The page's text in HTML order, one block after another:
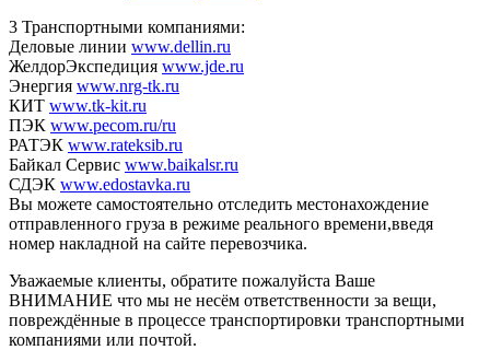
3 Транспортными компаниями:
Деловые линии www.dellin.ru
ЖелдорЭкспедиция www.jde.ru
Энергия www.nrg-tk.ru
КИТ www.tk-kit.ru
ПЭК www.pecom.ru/ru
РАТЭК www.rateksib.ru
Байкал Сервис www.baikalsr.ru
СДЭК www.edostavka.ru
Вы можете самостоятельно отследить местонахождение
отправленного груза в режиме реального времени,введя
номер накладной на сайте перевозчика.
Уважаемые клиенты, обратите пожалуйста Ваше
ВНИМАНИЕ что мы не несём ответственности за вещи,
повреждённые в процессе транспортировки транспортными
компаниями или почтой.